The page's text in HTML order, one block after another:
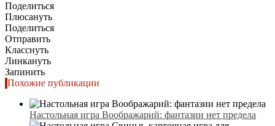
Поделиться
Плюсануть
Поделиться
Отправить
Класснуть
Линкануть
Запинить
Похожие публикации
Настольная игра Воображарий: фантазии нет предела